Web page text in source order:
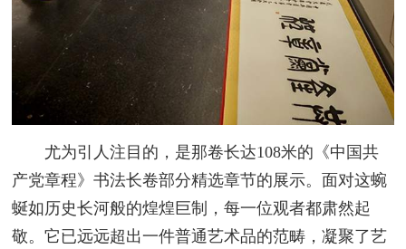
尤为引人注目的，是那卷长达108米的《中国共
产党章程》书法长卷部分精选章节的展示。面对这蜿
蜒如历史长河般的煌煌巨制，每一位观者都肃然起
敬。它已远远超出一件普通艺术品的范畴，凝聚了艺